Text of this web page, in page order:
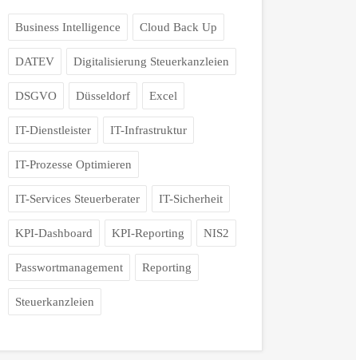
Business Intelligence Cloud Back Up
DATEV Digitalisierung Steuerkanzleien
DSGVO Düsseldorf Excel
IT-Dienstleister IT-Infrastruktur
IT-Prozesse Optimieren
IT-Services Steuerberater IT-Sicherheit
KPI-Dashboard KPI-Reporting NIS2
Passwortmanagement Reporting
Steuerkanzleien